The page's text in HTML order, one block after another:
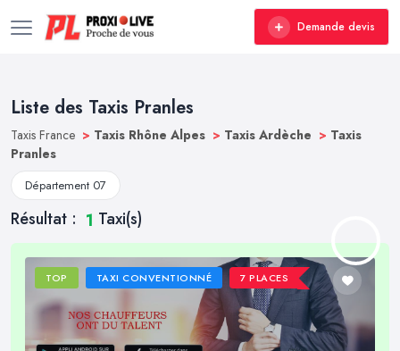
Demande devis
Liste des Taxis Pranles
Taxis France > Taxis Rhône Alpes > Taxis Ardèche > Taxis
Pranles
Département 07
Résultat : 1 Taxi(s)
TOP TAXI CONVENTIONNÉ 7 PLACES